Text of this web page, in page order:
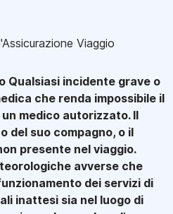
Viaggio
Qualsiasi incidente grave o
che renda impossibile il
medico autorizzato. Il
del suo compagno, o il
presente nel viaggio.
avverse che
dei servizi di
inattesi sia nel luogo di